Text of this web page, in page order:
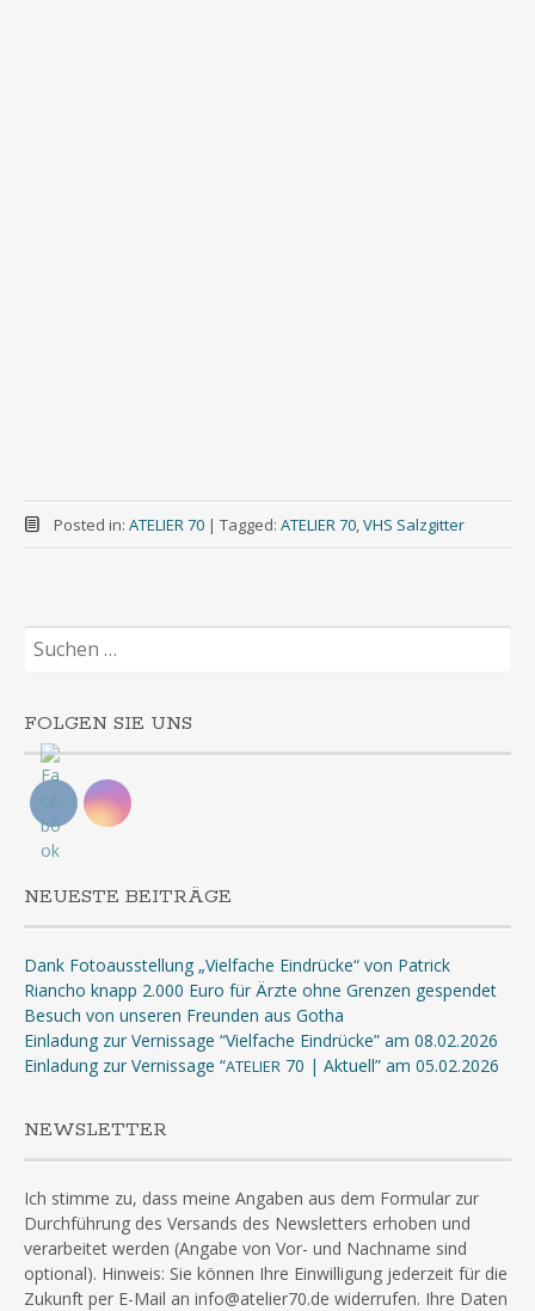
Posted in: ATELIER 70 | Tagged: ATELIER 70,VHS Salzgitter
Suchen
nach:
FOLGEN SIE UNS
NEUESTE BEITRÄGE
Dank Fotoausstellung „Vielfache Eindrücke“ von Patrick
Riancho knapp 2.000 Euro für Ärzte ohne Grenzen gespendet
Besuch von unseren Freunden aus Gotha
Einladung zur Vernissage “Vielfache Eindrücke” am 08.02.2026
Einladung zur Vernissage “ATELIER 70 | Aktuell” am 05.02.2026
NEWSLETTER
Ich stimme zu, dass meine Angaben aus dem Formular zur
Durchführung des Versands des Newsletters erhoben und
verarbeitet werden (Angabe von Vor- und Nachname sind
optional). Hinweis: Sie können Ihre Einwilligung jederzeit für die
Zukunft per E-Mail an info@atelier70.de widerrufen. Ihre Daten